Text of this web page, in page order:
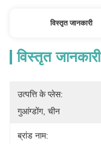
विस्तृत जानकारी
विस्तृत जानकारी
उत्पत्ति के प्लेस:
गुआंग्डोंग, चीन
ब्रांड नाम: